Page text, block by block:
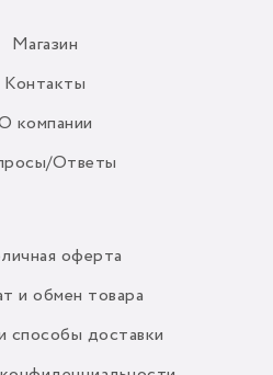
Магазин
Контакты
компании
Ответы
оферта
и обмен товара
способы доставки